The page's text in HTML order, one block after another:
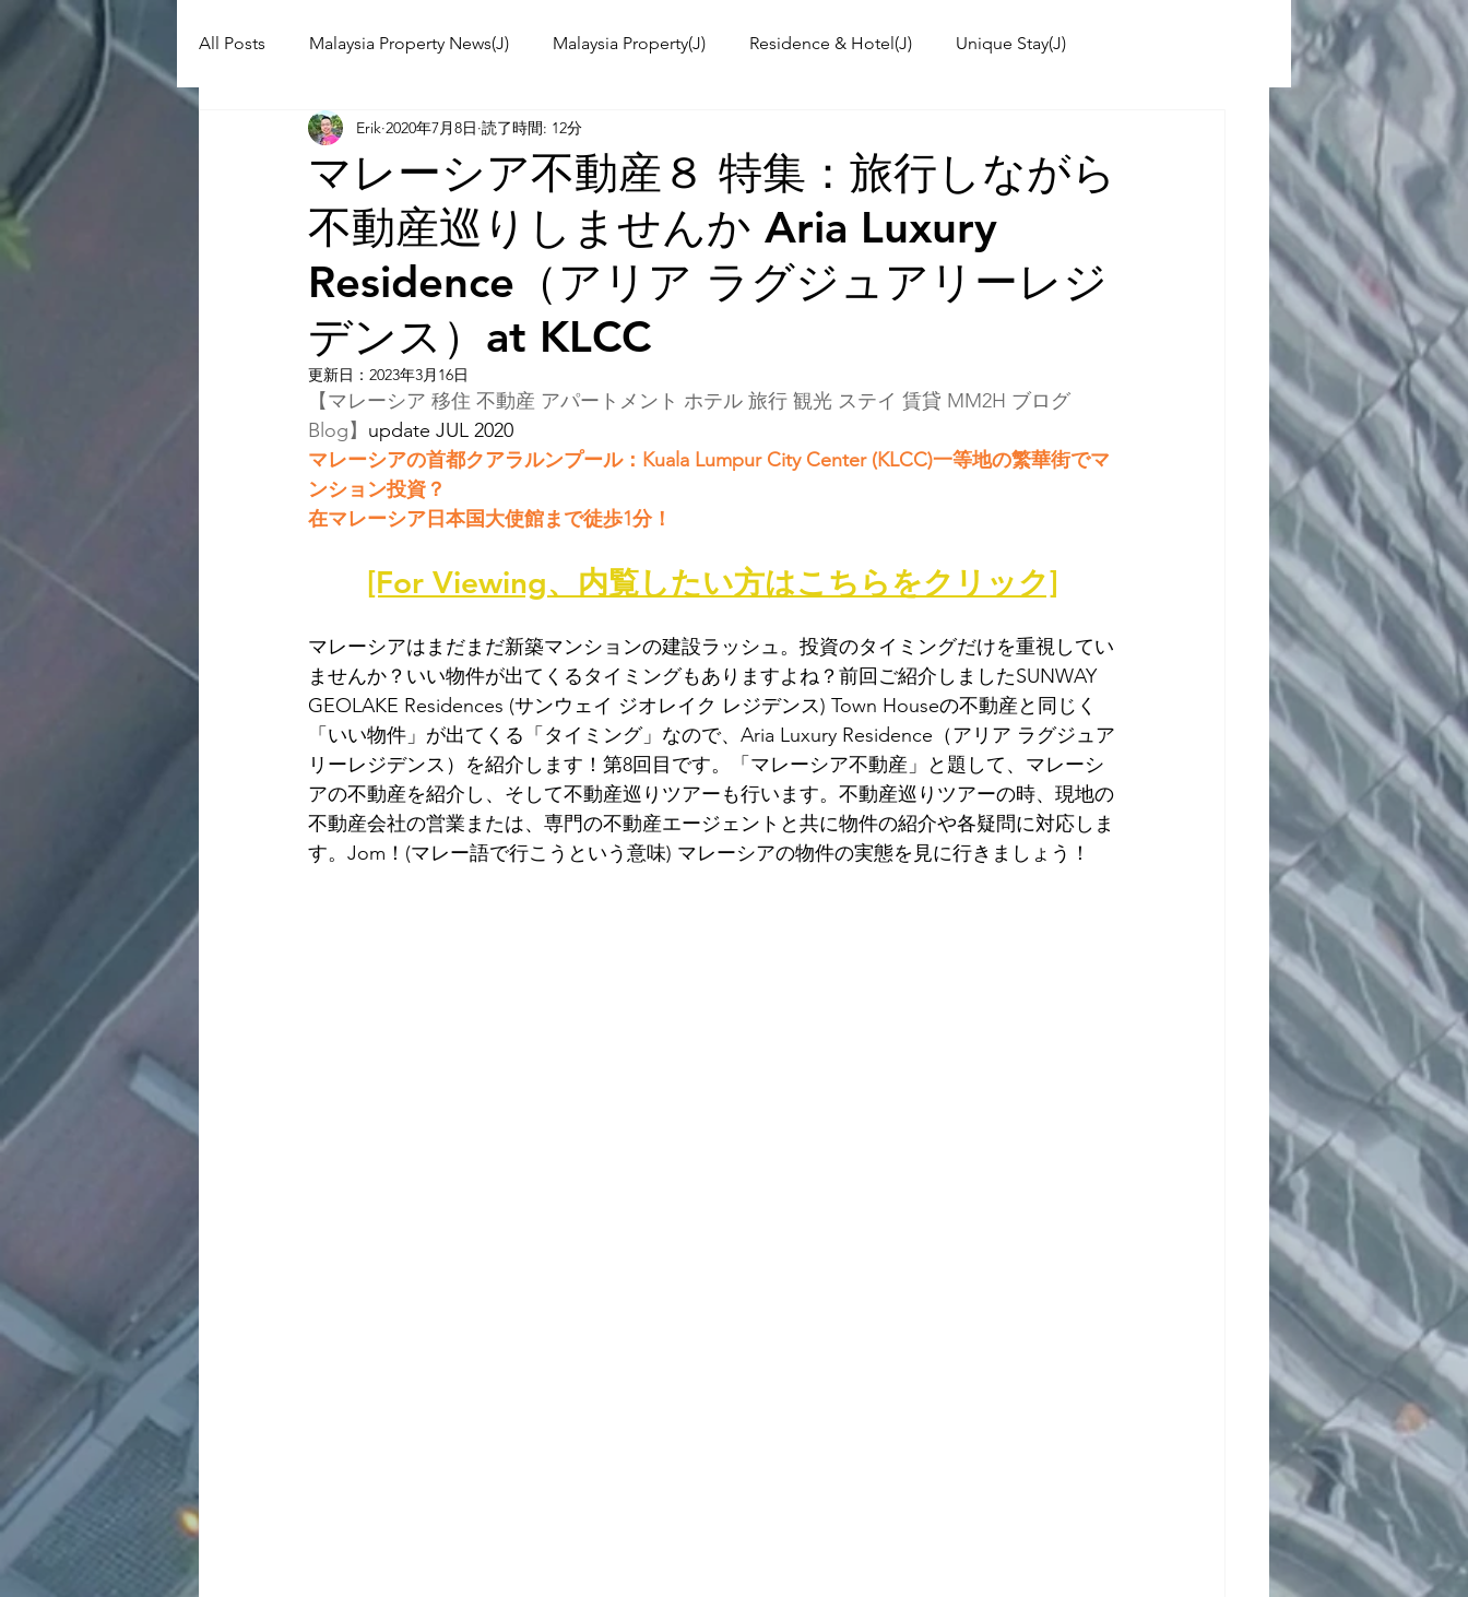
All Posts Malaysia Property News(J) Malaysia Property(J) Residence & Hotel(J) Unique Stay(J)
Aunty Aya Blog(J) Aunty Aya's kitchen(J)
Shop Informetion(J) Event Workshop(J) Event Information & News International School(J)
Universities in Malaysia Malaysia News
マレーシア不動産８ 特集：旅行しながら
不動産巡りしませんか Aria Luxury
Residence（アリア ラグジュアリーレジ
デンス）at KLCC
Erik 2020年7月8日 読了時間: 12分
更新日： 2023年3月16日
【マレーシア 移住 不動産 アパートメント ホテル 旅行 観光 ステイ 賃貸 MM2H ブログ
Blog】 update JUL 2020
マレーシアの首都クアラルンプール：Kuala Lumpur City Center (KLCC)一等地の繁華街でマ
ンション投資？
​在マレーシア日本国大使館まで徒歩1分！
[For Viewing、内覧したい方はこちらをクリック]
マレーシアはまだまだ新築マンションの建設ラッシュ。投資のタイミングだけを重視してい
ませんか？いい物件が出てくるタイミングもありますよね？前回ご紹介しましたSUNWAY
GEOLAKE Residences (サンウェイ ジオレイク レジデンス) Town Houseの不動産と同じく
「いい物件」が出てくる「タイミング」なので、Aria Luxury Residence（アリア ラグジュア
リーレジデンス）を紹介します！第8回目です。「マレーシア不動産」と題して、マレーシ
アの不動産を紹介し、そして不動産巡りツアーも行います。不動産巡りツアーの時、現地の
不動産会社の営業または、専門の不動産エージェントと共に物件の紹介や各疑問に対応しま
す。Jom！(マレー語で行こうという意味) マレーシアの物件の実態を見に行きましょう！